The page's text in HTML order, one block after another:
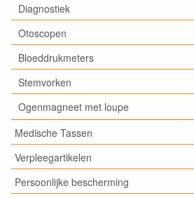
Diagnostiek
Otoscopen
Bloeddrukmeters
Stemvorken
Ogenmagneet met loupe
Medische Tassen
Verpleegartikelen
Persoonlijke bescherming